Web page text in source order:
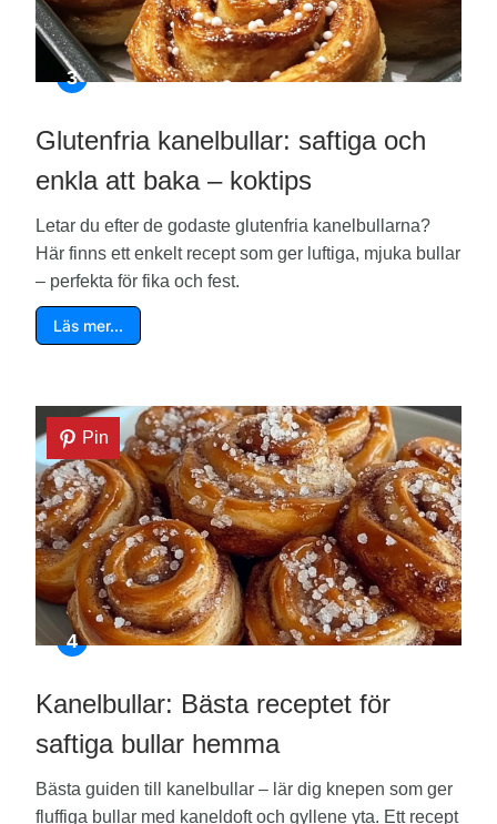
Glutenfria kanelbullar: saftiga och
enkla att baka – koktips
Letar du efter de godaste glutenfria kanelbullarna?
Här finns ett enkelt recept som ger luftiga, mjuka bullar
– perfekta för fika och fest.
Läs mer…
Pin
Kanelbullar: Bästa receptet för
saftiga bullar hemma
Bästa guiden till kanelbullar – lär dig knepen som ger
fluffiga bullar med kaneldoft och gyllene yta. Ett recept